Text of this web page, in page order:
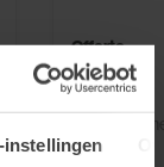
instellingen
Offerte
aanvragen
900286